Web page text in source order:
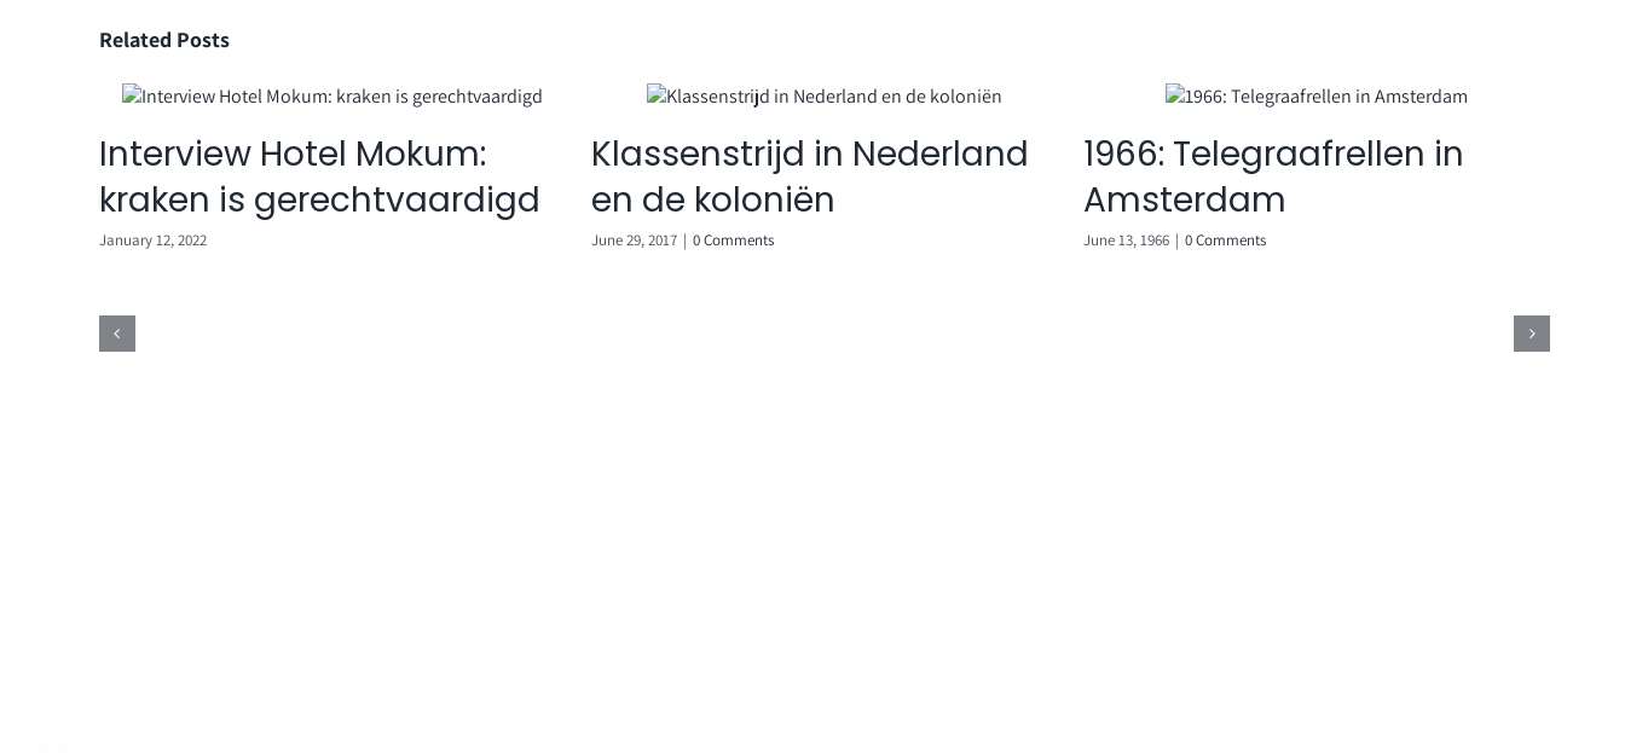
Related Posts
Interview Hotel Mokum:
kraken is gerechtvaardigd
January 12, 2022
Klassenstrijd in Nederland
en de koloniën
June 29, 2017 | 0 Comments
1966: Telegraafrellen in
Amsterdam
June 13, 1966 | 0 Comments